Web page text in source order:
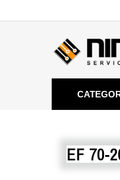
EF 70-